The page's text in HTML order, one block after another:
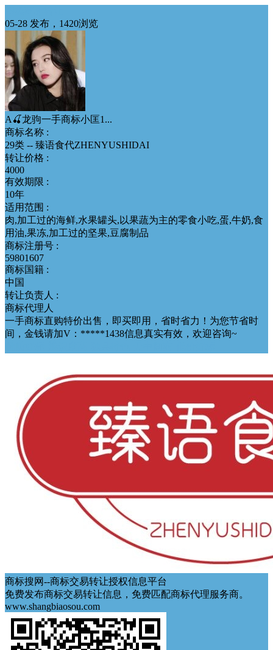
05-28 发布，1420浏览
A🍒龙驹一手商标小匡1...
商标名称 :
29类 -- 臻语食代ZHENYUSHIDAI
转让价格 :
4000
有效期限 :
10年
适用范围 :
肉,加工过的海鲜,水果罐头,以果蔬为主的零食小吃,蛋,牛奶,食
用油,果冻,加工过的坚果,豆腐制品
商标注册号 :
59801607
商标国籍 :
中国
转让负责人 :
商标代理人
一手商标直购特价出售，即买即用，省时省力！为您节省时
间，金钱请加V：*****1438信息真实有效，欢迎咨询~
商标搜网--商标交易转让授权信息平台
免费发布商标交易转让信息，免费匹配商标代理服务商。
www.shangbiaosou.com